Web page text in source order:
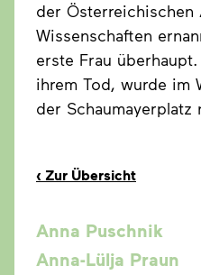
der Österreichischen
Wissenschaften
erste Frau
ihrem Tod, wurde im
der Schaumayerplatz
‹ Zur Übersicht
Anna Puschnik
Anna-Lülja Praun